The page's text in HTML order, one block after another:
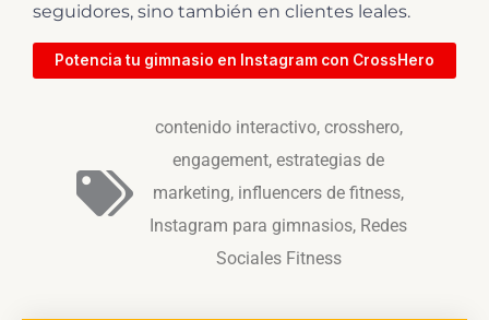
seguidores, sino también en clientes leales.
Potencia tu gimnasio en Instagram con CrossHero
contenido interactivo, crosshero,
engagement, estrategias de
marketing, influencers de fitness,
Instagram para gimnasios, Redes
Sociales Fitness